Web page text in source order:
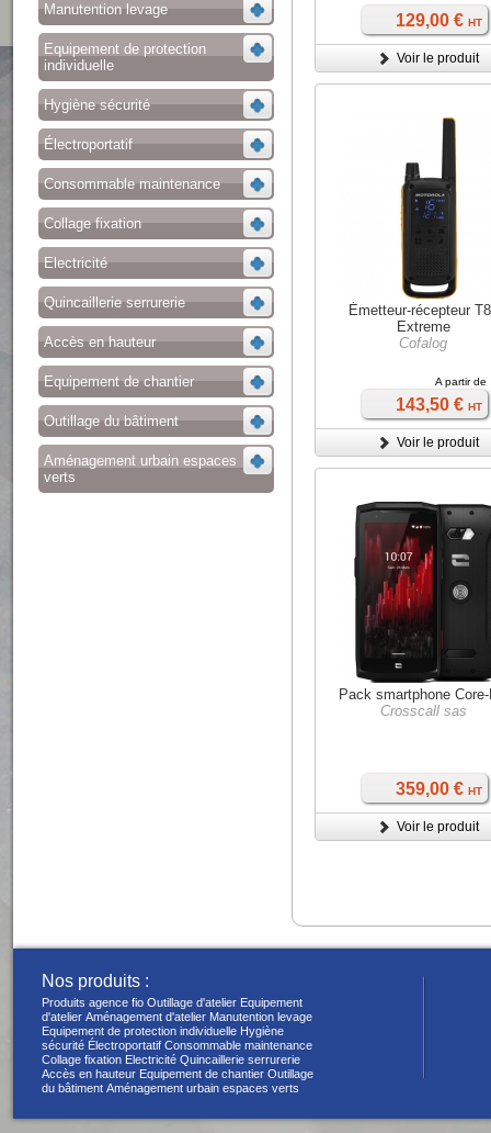
Manutention levage
Equipement de protection
individuelle
Hygiène sécurité
Électroportatif
Consommable maintenance
Collage fixation
Electricité
Quincaillerie serrurerie
Accès en hauteur
Equipement de chantier
Outillage du bâtiment
Aménagement urbain espaces
verts
129,00 € HT
Voir le produit
Émetteur-récepteur
Extreme
Cofalog
A partir de
143,50 € HT
Voir le produit
Pack smartphone
Crosscall sas
359,00 € HT
Voir le produit
Nos produits :
Produits agence fio Outillage d'atelier Equipement
d'atelier Aménagement d'atelier Manutention levage
Equipement de protection individuelle Hygiène
sécurité Électroportatif Consommable maintenance
Collage fixation Electricité Quincaillerie serrurerie
Accès en hauteur Equipement de chantier Outillage
du bâtiment Aménagement urbain espaces verts